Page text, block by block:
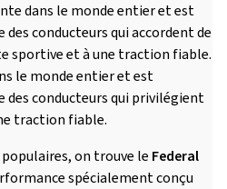
dans le monde entier et est
conducteurs qui accordent de
sportive et à une traction fiable.
le monde entier et est
conducteurs qui privilégient
traction fiable.
on trouve le Federal
spécialement conçu